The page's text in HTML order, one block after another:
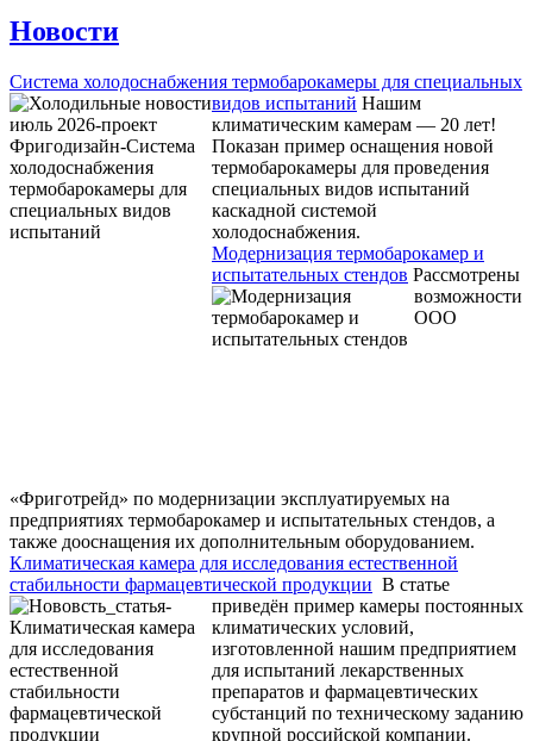
Новости
Система холодоснабжения термобарокамеры для специальных
видов испытаний Нашим
климатическим камерам — 20 лет!
Показан пример оснащения новой
термобарокамеры для проведения
специальных видов испытаний
каскадной системой
холодоснабжения.
Модернизация термобарокамер и
испытательных стендов Рассмотрены
возможности
ООО
«Фриготрейд» по модернизации эксплуатируемых на
предприятиях термобарокамер и испытательных стендов, а
также дооснащения их дополнительным оборудованием.
Климатическая камера для исследования естественной
стабильности фармацевтической продукции В статье
приведён пример камеры постоянных
климатических условий,
изготовленной нашим предприятием
для испытаний лекарственных
препаратов и фармацевтических
субстанций по техническому заданию
крупной российской компании.